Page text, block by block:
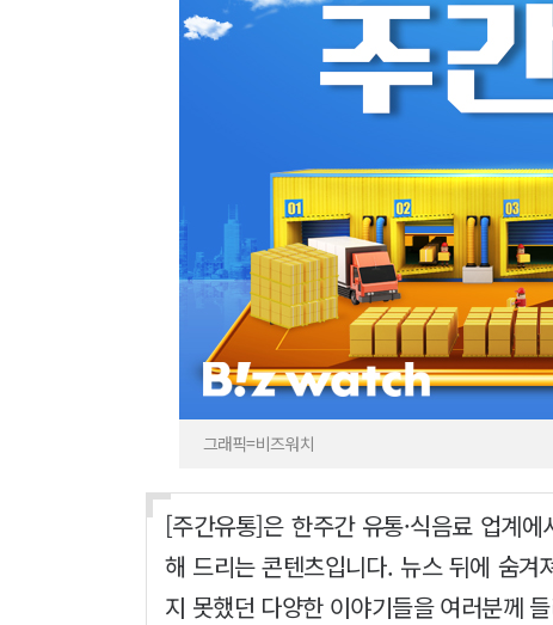
그래픽=비즈워치
[주간유통]은 한주간 유통·식음료 업계
해 드리는 콘텐츠입니다. 뉴스 뒤에 숨
지 못했던 다양한 이야기들을 여러분께